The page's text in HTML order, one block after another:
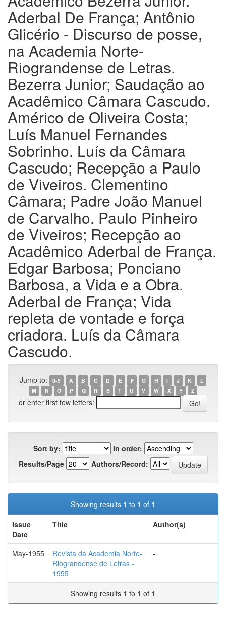
Aderbal De França; Antônio
Glicério - Discurso de posse,
na Academia Norte-
Riograndense de Letras.
Bezerra Junior; Saudação ao
Acadêmico Câmara Cascudo.
Américo de Oliveira Costa;
Luís Manuel Fernandes
Sobrinho. Luís da Câmara
Cascudo; Recepção a Paulo
de Viveiros. Clementino
Câmara; Padre João Manuel
de Carvalho. Paulo Pinheiro
de Viveiros; Recepção ao
Acadêmico Aderbal de França.
Edgar Barbosa; Ponciano
Barbosa, a Vida e a Obra.
Aderbal de França; Vida
repleta de vontade e força
criadora. Luís da Câmara
Cascudo.
Jump to: 0-9 A B C D E F G H I J K
L
M
N O P Q R S T U V W X Y Z
or enter first few letters:
Sort by:
In order:
Results/Page
Authors/Record:
Showing results 1 to 1 of 1
Issue
Date
Title Author(s)
May-1955
Revista da Academia Norte-
Riograndense de Letras -
1955
-
Showing results 1 to 1 of 1